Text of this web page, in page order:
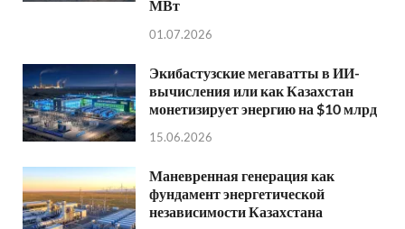
МВт
01.07.2026
Экибастузские мегаватты в ИИ-
вычисления или как Казахстан
монетизирует энергию на $10 млрд
15.06.2026
Маневренная генерация как
фундамент энергетической
независимости Казахстана